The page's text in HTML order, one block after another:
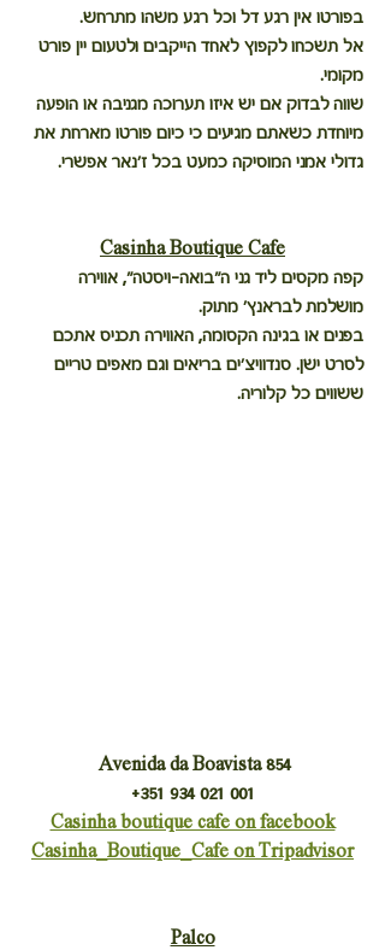
בפורטו אין רגע דל וכל רגע משהו מתרחש.
אל תשכחו לקפוץ לאחד הייקבים ולטעום יין פורט
מקומי.
שווה לבדוק אם יש איזו תערוכה מגניבה או הופעה
מיוחדת כשאתם מגיעים כי כיום פורטו מארחת את
גדולי אמני המוסיקה כמעט בכל ז׳נאר אפשרי.
Casinha Boutique Cafe
קפה מקסים ליד גני ה״בואה-ויסטה״, אווירה
מושלמת לבראנץ׳ מתוק.
בפנים או בגינה הקסומה, האווירה תכניס אתכם
לסרט ישן. סנדוויצ׳ים בריאים וגם מאפים טריים
ששווים כל קלוריה.
Avenida da Boavista 854
+351 934 021 001
Casinha boutique cafe on facebook
Casinha_Boutique_Cafe on Tripadvisor
Palco